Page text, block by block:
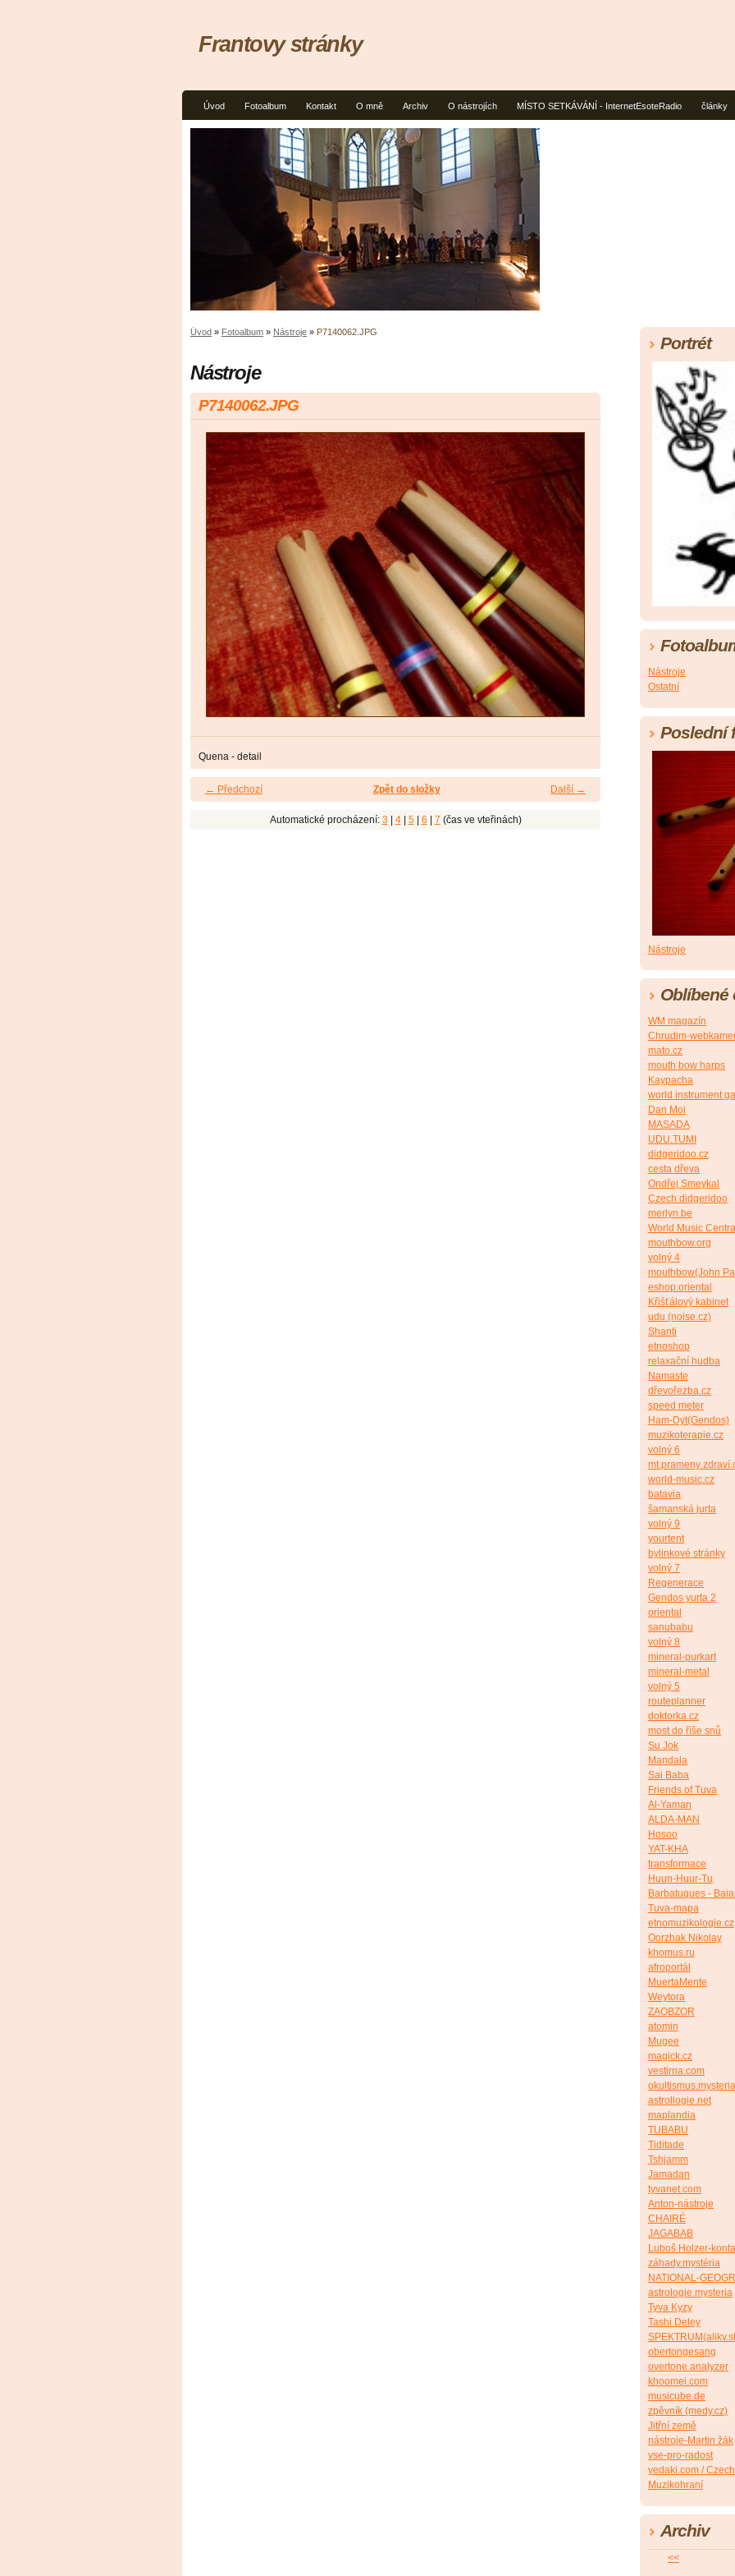
Úvod Fotoalbum Kontakt O mně Archiv O nástrojích MÍSTO SETKÁVÁNÍ - InternetEsoteRadio články
Frantovy stránky
Úvod » Fotoalbum » Nástroje » P7140062.JPG
Nástroje
P7140062.JPG
Quena - detail
← Předchozí Další →
Zpět do složky
Automatické procházení: 3 4| 5| 6 7 (čas ve vteřinách)
Portrét
Nástroje
Ostatní
Poslední
Nástroje
Oblíbené
WM magazín
Chrudim-
mato.cz
mouth bow harps
Kaypacha
world instrument
Dan Moi
MASADA
UDU.TUMI
didgeridoo.cz
cesta dřeva
Ondřej Smeykal
Czech didgeridoo
merlyn.be
World Music
mouthbow.org
volný 4
mouthbow(John
eshop.oriental
Křišťálový kabinet
udu (noise.cz)
Shanti
etnoshop
relaxační hudba
Namaste
dřevořezba.cz
speed meter
Ham-Dyt(Gendos)
muzikoterapie.cz
volný 6
mt.prameny
world-music.cz
batavia
šamanská jurta
volný 9
yourtent
bylinkové stránky
volný 7
Regenerace
Gendos yurta 2
oriental
sanubabu
volný 8
mineral-purkart
mineral-metal
volný 5
routeplanner
doktorka.cz
most do říše snů
Su Jok
Mandala
Sai Baba
Friends of Tuva
Al-Yaman
ALDA-MAN
Hosoo
YAT-KHA
transformace
Huun-Huur-Tu
Barbatuques -
Tuva-mapa
etnomuzikologie.cz
Oorzhak Nikolay
khomus.ru
afroportál
MuertaMente
Weytora
ZAOBZOR
atomin
Mugee
magick.cz
vestirna.com
astrollogie.net
maplandia
TUBABU
Tiditade
Tshjamm
Jamadan
tyvanet.com
Anton-nástroje
CHAIRÉ
JAGABAB
Luboš Holzer-
záhady.mystéria
NATIONAL-
astrologie.mysteria
Tyva Kyzy
Tashi Deley
obertongesang
overtone analyzer
khoomei.com
musicube.de
zpěvník (medy.cz)
Jitřní země
nástroje-Martin žák
vse-pro-radost
yedaki.com /
Muzikohraní
Archiv
<<